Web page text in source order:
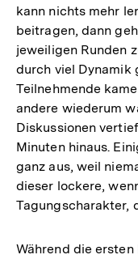
kann nichts mehr
beitragen, dann
jeweiligen Runden
durch viel Dynamik
Teilnehmende
andere wiederum
Diskussionen
Minuten hinaus.
ganz aus, weil
dieser lockere,
Tagungscharakter,
Während die